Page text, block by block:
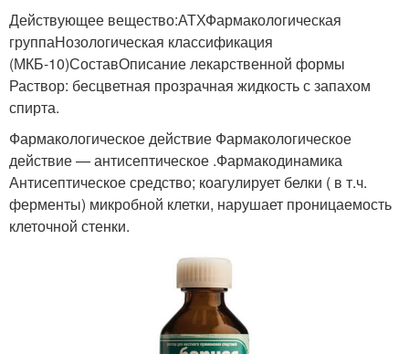
Действующее вещество:АТХФармакологическая
группаНозологическая классификация
(МКБ-10)СоставОписание лекарственной формы
Раствор: бесцветная прозрачная жидкость с запахом
спирта.
Фармакологическое действие Фармакологическое
действие — антисептическое .Фармакодинамика
Антисептическое средство; коагулирует белки ( в т.ч.
ферменты) микробной клетки, нарушает проницаемость
клеточной стенки.